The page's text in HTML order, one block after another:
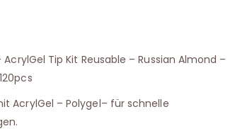
AcrylGel Tip Kit Reusable – Russian Almond –
AcrylGel – Polygel– für schnelle